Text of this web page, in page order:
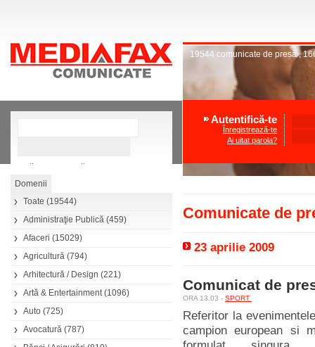
Căutare avansată
Toate (19544)
Administraţie Publică (459)
Afaceri (15029)
Agricultură (794)
Arhitectură / Design (221)
Artă & Entertainment(1096)
Auto (725)
Avocatură (787)
19544 comunicate de presă,
Autentifică-te
Înregistrează-te
Ai uitat parola?
Comunicate de
23 aprilie 2009
Comunicat de
ORA 13.03 - SPORT
Referitor la
campion european si